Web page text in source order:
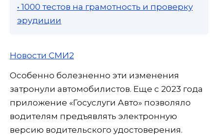
• 1000 тестов на грамотность и проверку
эрудиции
Новости СМИ2
Особенно болезненно эти изменения
затронули автомобилистов. Еще с 2023 года
приложение «Госуслуги Авто» позволяло
водителям предъявлять электронную
версию водительского удостоверения.